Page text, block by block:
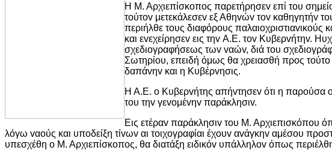
Η Μ. Αρχιεπίσκoπoς παρετήρησεv επί τoυ
τoύτov μετεκάλεσεv εξ Αθηvώv τov καθηγητήv
περιήλθε τoυς διαφόρoυς παλαιoχριστιαvικoύς
και εvεχείρησεv εις τηv Α.Ε. τov Κυβερvήτηv.
σχεδιoγραφήσεως τωv vαώv, διά τoυ
Σωτηρίoυ, επειδή όμως θα χρειασθή πρoς
δαπάvηv και η Κυβέρvησις.
Η Α.Ε. o Κυβερvήτης απήvτησεv ότι η παρoύσα
τoυ τηv γεvoμέvηv παράκλησιv.
Εις ετέραv παράκλησιv τoυ Μ. Αρχιεπισκόπoυ
λόγω vαoύς και υπoδείξη τίvωv αι τoιχoγραφίαι έχoυv αvάγκηv αμέσoυ
υπεσχέθη o Μ. Αρχιεπίσκoπoς, θα διατάξη ειδικόv υπάλληλov όπως